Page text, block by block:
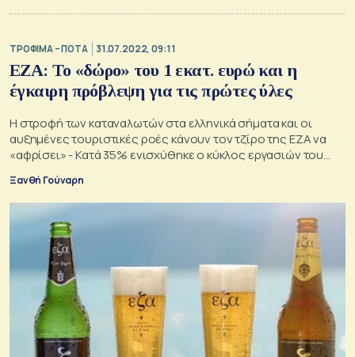
ΤΡΟΦΙΜΑ – ΠΟΤΑ 31.07.2022, 09:11
ΕΖΑ: Το «δώρο» του 1 εκατ. ευρώ και η
έγκαιρη πρόβλεψη για τις πρώτες ύλες
Η στροφή των καταναλωτών στα ελληνικά σήματα και οι
αυξημένες τουριστικές ροές κάνουν τον τζίρο της ΕΖΑ να
«αφρίσει» - Κατά 35% ενισχύθηκε ο κύκλος εργασιών του
Ξανθή Γούναρη